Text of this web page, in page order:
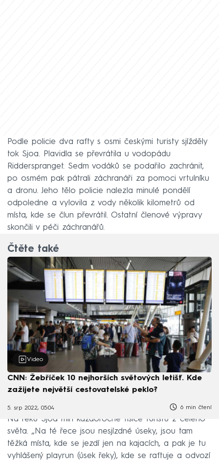
Podle policie dva rafty s osmi českými turisty sjížděly
tok Sjoa. Plavidla se převrátila u vodopádu
Ridderspranget. Sedm vodáků se podařilo zachránit,
po osmém pak pátrali záchranáři za pomoci vrtulníku
a dronu. Jeho tělo policie nalezla minulé pondělí
odpoledne a vylovila z vody několik kilometrů od
místa, kde se člun převrátil. Ostatní členové výpravy
skončili v péči záchranářů.
Čtěte také
Video
CNN: Žebříček 10 nejhorších světových letišť. Kde
zažijete největší cestovatelské peklo?
5. srp 2022, 05:04 6 min čtení
Na řeku Sjoa míří každoročně tisíce turistů z celého
světa. „Na té řece jsou nesjízdné úseky, jsou tam
těžká místa, kde se jezdí jen na kajacích, a pak je tu
vyhlášený playrun (úsek řeky), kde se raftuje a odvozí